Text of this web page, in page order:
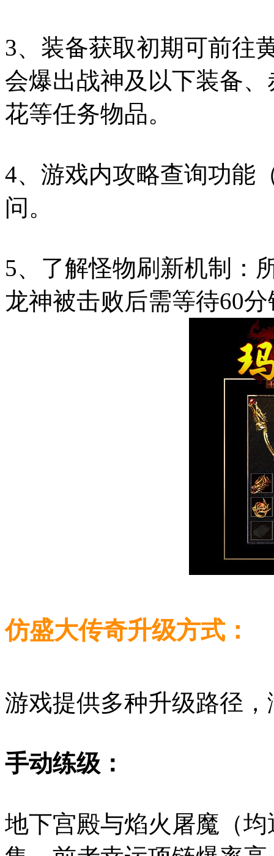
3、装备获取初期可前往
会爆出战神及以下装备
花等任务物品。
4、游戏内攻略查询功能
问。
5、了解怪物刷新机制：
龙神被击败后需等待60
仿盛大传奇升级方式：
游戏提供多种升级路径
手动练级：
地下宫殿与焰火屠魔（